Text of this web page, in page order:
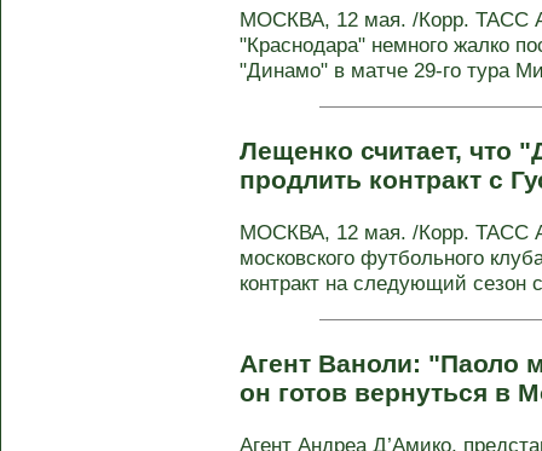
МОСКВА, 12 мая. /Корр. ТАСС
"Краснодара" немного жалко
"Динамо" в матче 29-го тура
Лещенко считает, что
продлить контракт с
МОСКВА, 12 мая. /Корр. ТАСС
московского футбольного
контракт на следующий сезон
Агент Ваноли: "Паоло
он готов вернуться в
Агент Андреа Д’Амико,